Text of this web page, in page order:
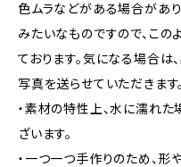
色ムラなどがある場合があり
みたいなものですので、こ
ております。気になる場合は
写真を送らせていただきます。
・素材の特性上、水に濡れ
ざいます。
・一つ一つ手作りのため、